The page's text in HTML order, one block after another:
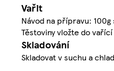
Vařit
Návod na přípravu:
Těstoviny vložte do
Skladování
Skladovat v suchu a